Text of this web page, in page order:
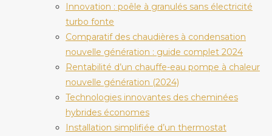
Innovation : poêle à granulés sans électricité
turbo fonte
Comparatif des chaudières à condensation
nouvelle génération : guide complet 2024
Rentabilité d’un chauffe-eau pompe à chaleur
nouvelle génération (2024)
Technologies innovantes des cheminées
hybrides économes
Installation simplifiée d’un thermostat